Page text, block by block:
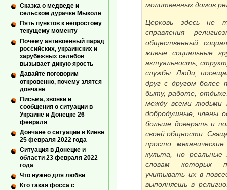
молитвенных домов
Церковь здесь не
справления
общественный,
живые социальные
актуальность,
службы. Люди,
друг с другом более
быту, работе,
между всеми людьми
добродушные, члены
больше доверять и
своей общности.
просто
культа, но реальные
словам которых
учитывать их в
выполняешь в
Сказка о медведе и
сельском дурачке Мыколе
Пять пунктов к непростому
текущему моменту
Почему антивоенный парад
российских, украинских и
зарубежных селебов
вызывает дикую ярость
Давайте поговорим
откровенно, почему злятся
дончане
Письма, звонки и
сообщения о ситуации в
Украине и Донецке 26
февраля
Дончане о ситуации в Киеве
25 февраля 2022 года
Ситуация в Донецке и
области 23 февраля 2022
года
Что нужно для любви
Кто такая фосса с